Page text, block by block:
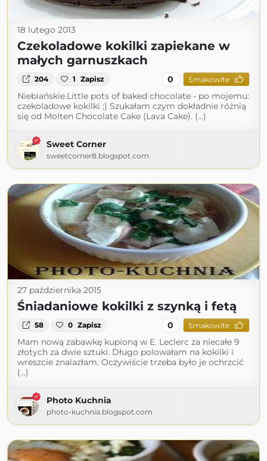
18 lutego 2013
Czekoladowe kokilki zapiekane w
małych garnuszkach
204 1 Zapisz 0 Smakowite
Niebiańskie.Little pots of baked chocolate - po mojemu:
czekoladowe kokilki ;) Szukałam czym dokładnie różnią
się od Molten Chocolate Cake (Lava Cake). (...)
Sweet Corner
sweetcorner8.blogspot.com
27 października 2015
Śniadaniowe kokilki z szynką i fetą
58 0 Zapisz 0 Smakowite
Mam nową zabawkę kupioną w E. Leclerc za niecałe 9
złotych za dwie sztuki. Długo polowałam na kokilki i
wreszcie znalazłam. Oczywiście trzeba było je ochrzcić
(...)
Photo Kuchnia
photo-kuchnia.blogspot.com